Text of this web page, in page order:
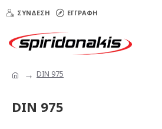
ΣΎΝΔΕΣΗ ΕΓΓΡΑΦΉ
DIN 975
DIN 975